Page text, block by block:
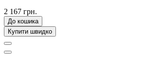
2 167 грн.
До кошика
Купити швидко